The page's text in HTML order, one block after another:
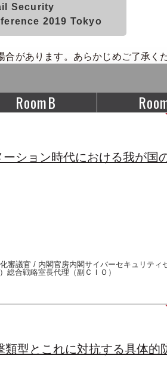
Security
2019 Tokyo
があります。あらかじめご了承くだ
RoomB
ション時代における我が国
審議官 / 内閣官房内閣サイバーセキュリティ
総合戦略室長代理（副ＣＩＯ）
類型とこれに対抗する具体的